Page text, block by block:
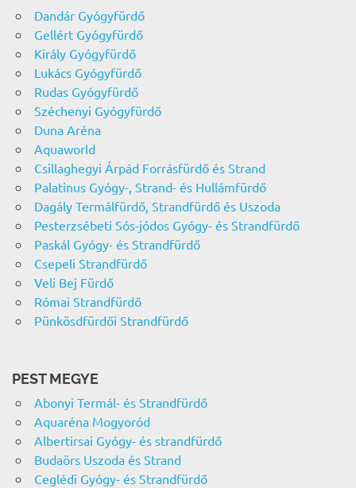
Dandár Gyógyfürdő
Gellért Gyógyfürdő
Király Gyógyfürdő
Lukács Gyógyfürdő
Rudas Gyógyfürdő
Széchenyi Gyógyfürdő
Duna Aréna
Aquaworld
Csillaghegyi Árpád Forrásfürdő és Strand
Palatinus Gyógy-, Strand- és Hullámfürdő
Dagály Termálfürdő, Strandfürdő és Uszoda
Pesterzsébeti Sós-jódos Gyógy- és Strandfürdő
Paskál Gyógy- és Strandfürdő
Csepeli Strandfürdő
Veli Bej Fürdő
Római Strandfürdő
Pünkösdfürdői Strandfürdő
PEST MEGYE
Abonyi Termál- és Strandfürdő
Aquaréna Mogyoród
Albertirsai Gyógy- és strandfürdő
Budaörs Uszoda és Strand
Ceglédi Gyógy- és Strandfürdő